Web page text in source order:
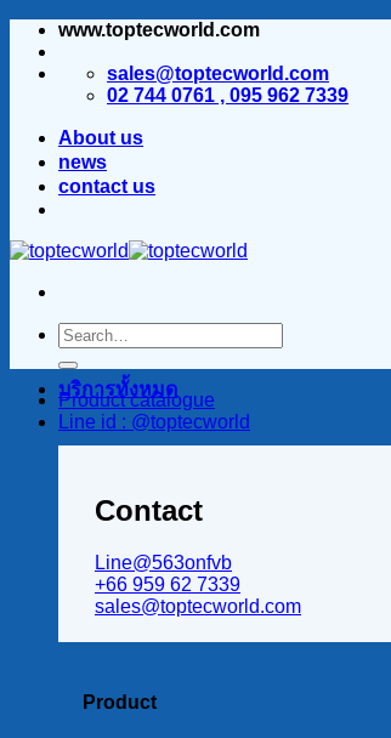
ข้าม
www.toptecworld.com
sales@toptecworld.com
02 744 0761 , 095 962 7339
About us
news
contact us
Product catalogue
Line id : @toptecworld
บริการทั้งหมด
Contact
Line@563onfvb
+66 959 62 7339
sales@toptecworld.com
Product